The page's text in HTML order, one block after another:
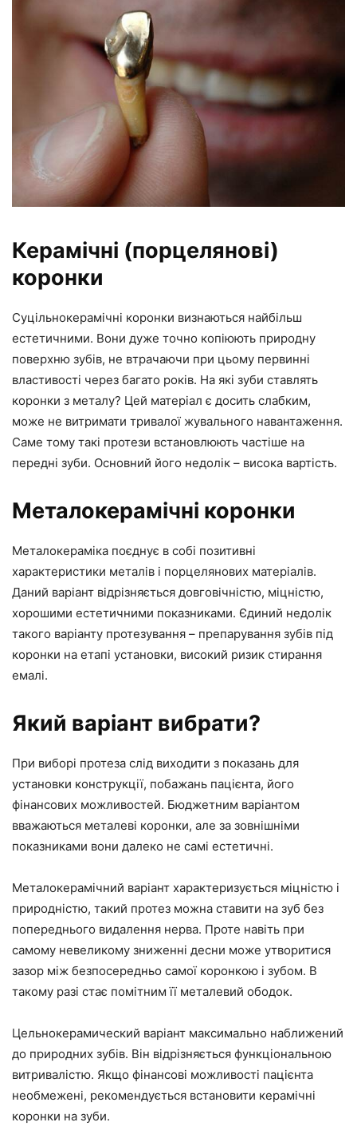
Керамічні (порцелянові)
коронки
Суцільнокерамічні коронки визнаються найбільш
естетичними. Вони дуже точно копіюють природну
поверхню зубів, не втрачаючи при цьому первинні
властивості через багато років. На які зуби ставлять
коронки з металу? Цей матеріал є досить слабким,
може не витримати тривалої жувального навантаження.
Саме тому такі протези встановлюють частіше на
передні зуби. Основний його недолік – висока вартість.
Металокерамічні коронки
Металокераміка поєднує в собі позитивні
характеристики металів і порцелянових матеріалів.
Даний варіант відрізняється довговічністю, міцністю,
хорошими естетичними показниками. Єдиний недолік
такого варіанту протезування – препарування зубів під
коронки на етапі установки, високий ризик стирання
емалі.
Який варіант вибрати?
При виборі протеза слід виходити з показань для
установки конструкції, побажань пацієнта, його
фінансових можливостей. Бюджетним варіантом
вважаються металеві коронки, але за зовнішніми
показниками вони далеко не самі естетичні.
Металокерамічний варіант характеризується міцністю і
природністю, такий протез можна ставити на зуб без
попереднього видалення нерва. Проте навіть при
самому невеликому зниженні десни може утворитися
зазор між безпосередньо самої коронкою і зубом. В
такому разі стає помітним її металевий ободок.
Цельнокерамический варіант максимально наближений
до природних зубів. Він відрізняється функціональною
витривалістю. Якщо фінансові можливості пацієнта
необмежені, рекомендується встановити керамічні
коронки на зуби.